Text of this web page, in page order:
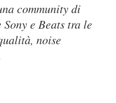
community di
e Beats tra le
noise